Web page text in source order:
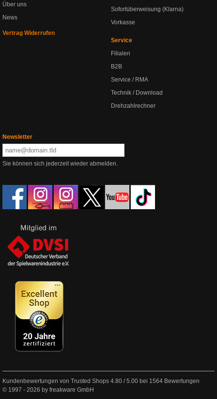
Über uns
News
Vertrag Widerrufen
Sofortüberweisung (Klarna)
Vorkasse
Service
Filialen
B2B
Service / RMA
Technik / Download
Drehzahlrechner
Newsletter
Sie können sich jederzeit wieder abmelden.
Kundenbewertungen von Trusted Shops 4.80 /5.00 bei 1564 Bewertungen
© 1997 - 2026 by freakware GmbH